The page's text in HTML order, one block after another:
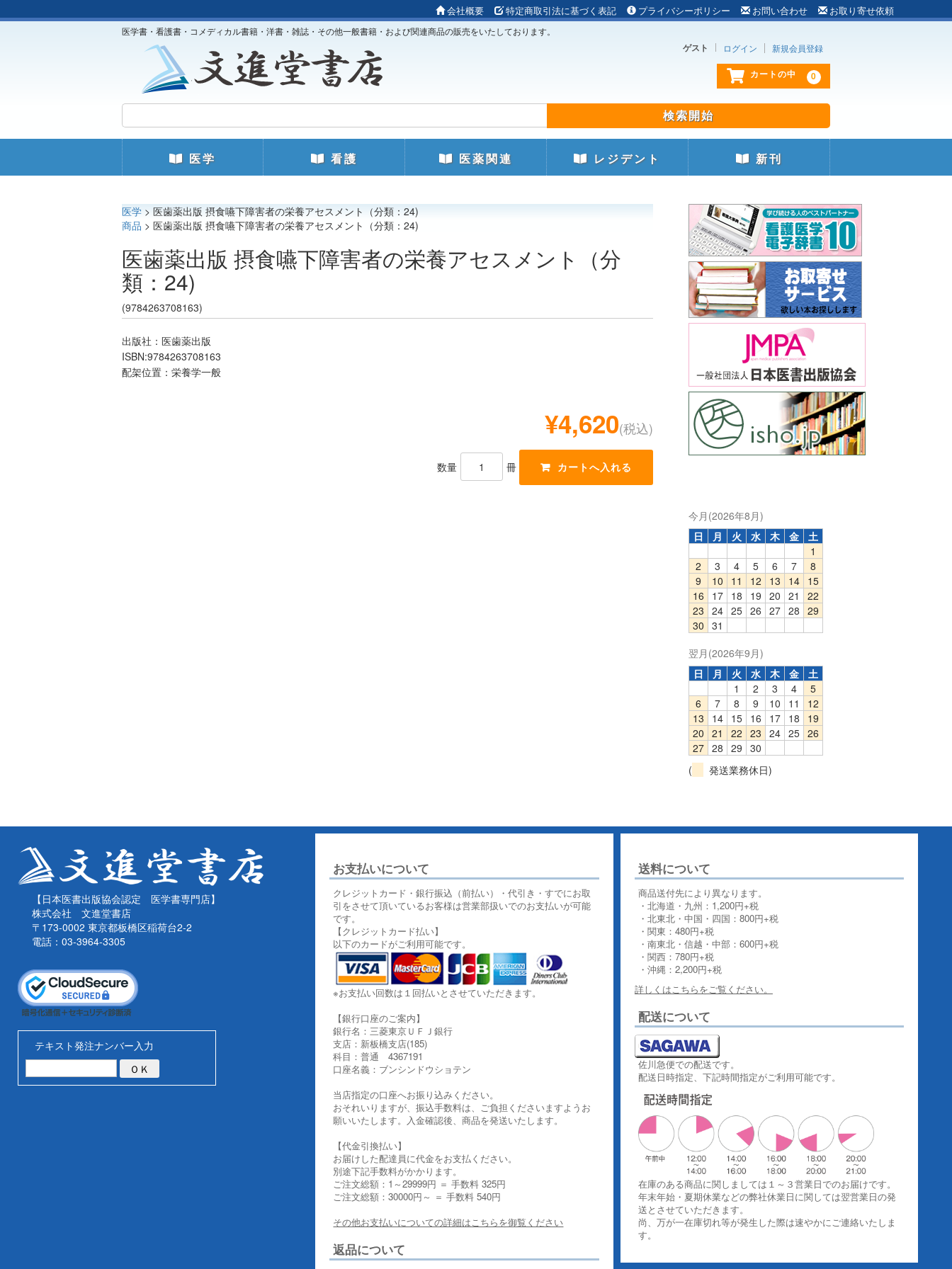
会社概要 特定商取引法に基づく表記 プライバシーポリシー お問い合わせ お取り寄せ依頼
医学書・看護書・コメディカル書籍・洋書・雑誌・その他一般書籍・および関連商品の販売をいたしております。
ゲスト ログイン 新規会員登録
カートの中 0
医学 看護 医薬関連 レジデント 新刊
医学 > 医歯薬出版 摂食嚥下障害者の栄養アセスメント（分類：24)
商品 > 医歯薬出版 摂食嚥下障害者の栄養アセスメント（分類：24)
医歯薬出版 摂食嚥下障害者の栄養アセスメント（分
類：24)
(9784263708163)
出版社：医歯薬出版
ISBN:9784263708163
配架位置：栄養学一般
¥4,620(税込)
数量 冊
今月(2026年8月)
日
月 火 水 木 金
土
1
2
3 4 5 6 7
8
9
10 11 12 13 14 15
16
17 18 19 20 21
22
23 24 25 26 27 28 29
30 31
翌月(2026年9月)
日
月 火 水 木 金
土
1
2 3 4
5
6
7 8 9 10 11
12
13
14 15 16 17 18
19
20 21 22 23 24 25 26
27 28 29 30
(
発送業務休日)
【日本医書出版協会認定 医学書専門店】
株式会社 文進堂書店
〒173-0002 東京都板橋区稲荷台2-2
電話：03-3964-3305
テキスト発注ナンバー入力
お支払いについて
クレジットカード・銀行振込（前払い）・代引き・すでにお取
引をさせて頂いているお客様は営業部扱いでのお支払いが可能
です。
【クレジットカード払い】
以下のカードがご利用可能です。
※お支払い回数は１回払いとさせていただきます。
【銀行口座のご案内】
銀行名：三菱東京ＵＦＪ銀行
支店：新板橋支店(185)
科目：普通 4367191
口座名義：ブンシンドウショテン
当店指定の口座へお振り込みください。
おそれいりますが、振込手数料は、ご負担くださいますようお
願いいたします。入金確認後、商品を発送いたします。
【代金引換払い】
お届けした配達員に代金をお支払ください。
別途下記手数料がかかります。
ご注文総額：1～29999円 ＝ 手数料 325円
ご注文総額：30000円～ ＝ 手数料 540円
その他お支払いについての詳細はこちらを御覧ください
返品について
送料について
商品送付先により異なります。
・北海道・九州：1,200円+税
・北東北・中国・四国：800円+税
・関東：480円+税
・南東北・信越・中部：600円+税
・関西：780円+税
・沖縄：2,200円+税
詳しくはこちらをご覧ください。
配送について
佐川急便での配送です。
配送日時指定、下記時間指定がご利用可能です。
在庫のある商品に関しましては１～３営業日でのお届けです。
年末年始・夏期休業などの弊社休業日に関しては翌営業日の発
送とさせていただきます。
尚、万が一在庫切れ等が発生した際は速やかにご連絡いたしま
す。